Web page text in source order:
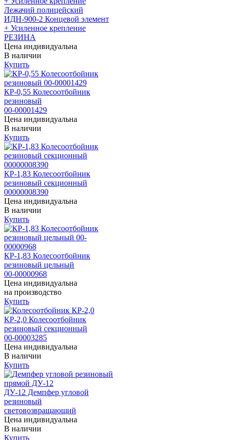
Лежачий полицейский
ИДН-900-2 Концевой элемент
+ Усиленное крепление
РЕЗИНА
Цена индивидуальна
В наличии
Купить
КР-0,55 Колесоотбойник
резиновый
00-00001429
Цена индивидуальна
В наличии
Купить
КР-1,83 Колесоотбойник
резиновый секционный
00000008390
Цена индивидуальна
В наличии
Купить
КР-1,83 Колесоотбойник
резиновый цельный
00-00000968
Цена индивидуальна
на производство
Купить
КР-2,0 Колесоотбойник
резиновый секционный
00-00003285
Цена индивидуальна
В наличии
Купить
ДУ-12 Демпфер угловой
резиновый
световозвращающий
Цена индивидуальна
В наличии
Купить